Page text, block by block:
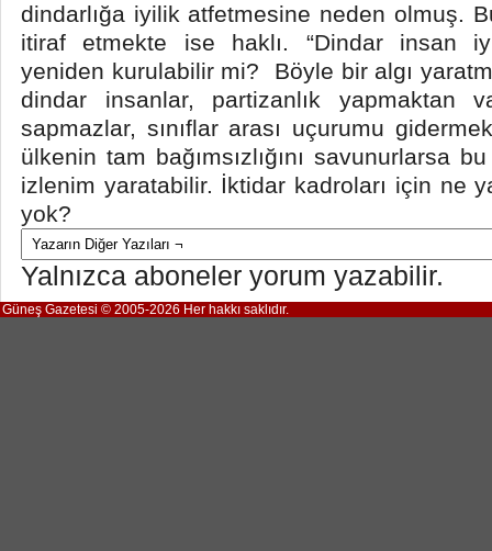
dindarlığa iyilik atfetmesine neden olmuş. Bu
itiraf etmekte ise haklı. “Dindar insan
yeniden kurulabilir mi? Böyle bir algı
dindar insanlar, partizanlık yapmaktan
sapmazlar, sınıflar arası uçurumu
ülkenin tam bağımsızlığını savunurlarsa
izlenim yaratabilir. İktidar kadroları için ne
yok?
Yalnızca aboneler yorum yazabilir.
Güneş Gazetesi © 2005-2026 Her hakkı saklıdır.